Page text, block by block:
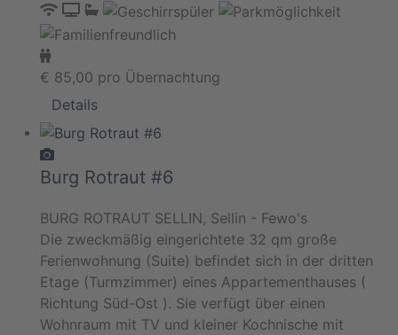
€ 85,00 pro Übernachtung
Details
Burg Rotraut #6
BURG ROTRAUT SELLIN, Sellin - Fewo's
Die zweckmäßig eingerichtete 32 qm große
Ferienwohnung (Suite) befindet sich in der dritten
Etage (Turmzimmer) eines Appartementhauses (
Richtung Süd-Ost ). Sie verfügt über einen
Wohnraum mit TV und kleiner Kochnische mit